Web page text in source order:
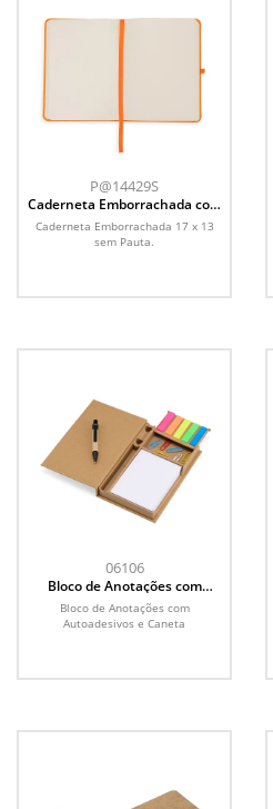
P@14429S
Caderneta Emborrachada com
Porta Caneta
Caderneta Emborrachada 17 x 13
sem Pauta.
06106
Bloco de Anotações com
Autoadesivos e Caneta
Bloco de Anotações com
Autoadesivos e Caneta